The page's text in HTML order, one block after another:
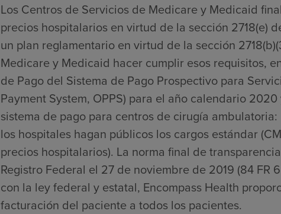
Los Centros de Servicios de Medicare y Medicaid
precios hospitalarios en virtud de la sección 2718(e)
un plan reglamentario en virtud de la sección
Medicare y Medicaid hacer cumplir esos requisitos,
de Pago del Sistema de Pago Prospectivo para
Payment System, OPPS) para el año calendario
sistema de pago para centros de cirugía
los hospitales hagan públicos los cargos estándar
precios hospitalarios). La norma final de
Registro Federal el 27 de noviembre de 2019 (84 FR
con la ley federal y estatal, Encompass Health
facturación del paciente a todos los pacientes.